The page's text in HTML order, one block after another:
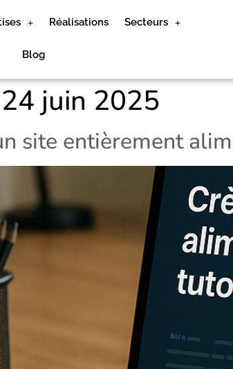
Réalisations Secteurs
Blog
24 juin 2025
site entièrement